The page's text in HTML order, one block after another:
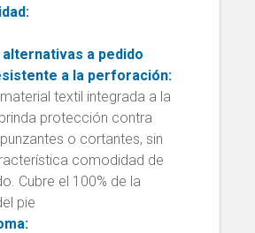
a pedido
a la perforación:
textil integrada a la
protección contra
o cortantes, sin
comodidad de
Cubre el 100% de la
pie